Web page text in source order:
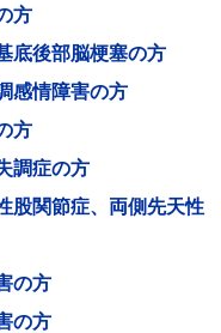
方
底後部脳梗塞の方
感情障害の方
方
調症の方
股関節症、両側先天性
の方
の方